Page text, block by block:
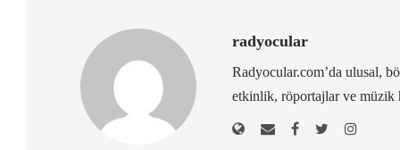
radyocular
Radyocular.com’da ulusal,
etkinlik, röportajlar ve müzik